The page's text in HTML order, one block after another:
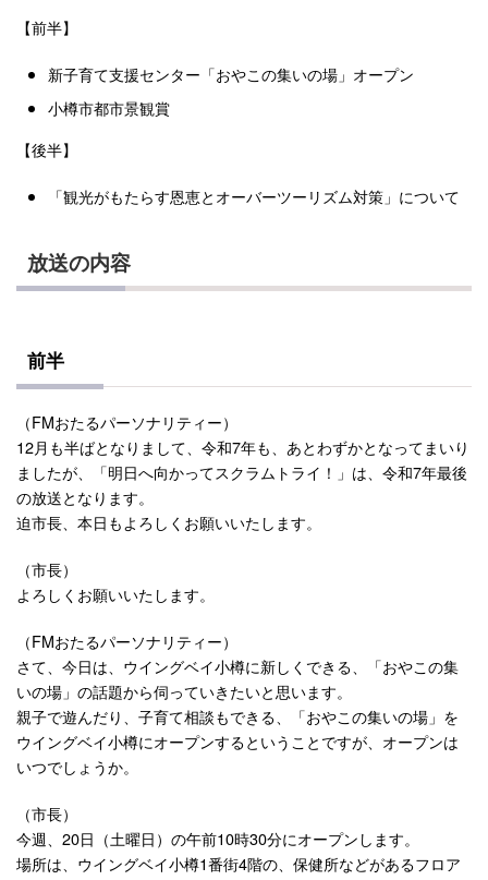
【前半】
新子育て支援センター「おやこの集いの場」オープン
小樽市都市景観賞
【後半】
「観光がもたらす恩恵とオーバーツーリズム対策」について
放送の内容
前半
（FMおたるパーソナリティー）
12月も半ばとなりまして、令和7年も、あとわずかとなってまいり
ましたが、「明日へ向かってスクラムトライ！」は、令和7年最後
の放送となります。
迫市長、本日もよろしくお願いいたします。
（市長）
よろしくお願いいたします。
（FMおたるパーソナリティー）
さて、今日は、ウイングベイ小樽に新しくできる、「おやこの集
いの場」の話題から伺っていきたいと思います。
親子で遊んだり、子育て相談もできる、「おやこの集いの場」を
ウイングベイ小樽にオープンするということですが、オープンは
いつでしょうか。
（市長）
今週、20日（土曜日）の午前10時30分にオープンします。
場所は、ウイングベイ小樽1番街4階の、保健所などがあるフロア